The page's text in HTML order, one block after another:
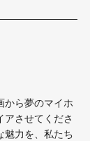
から夢のマイホ
させてくださ
魅力を、私たち